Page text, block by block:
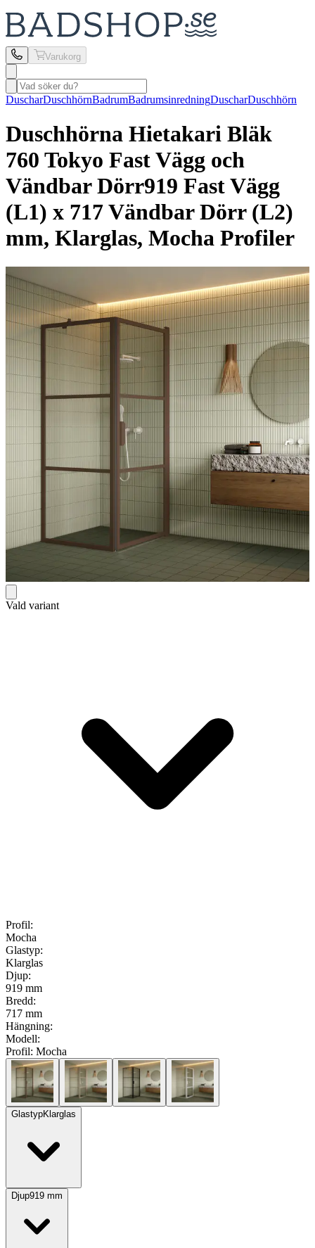
Varukorg
DuscharDuschhörnBadrumBadrumsinredningDuscharDuschhörn
Duschhörna Hietakari Bläk
760 Tokyo Fast Vägg och
Vändbar Dörr919 Fast Vägg
(L1) x 717 Vändbar Dörr (L2)
mm, Klarglas, Mocha Profiler
Vald variant
Profil:
Mocha
Glastyp:
Klarglas
Djup:
919 mm
Bredd:
717 mm
Hängning:
Modell:
Profil: Mocha
GlastypKlarglas
Djup919 mm